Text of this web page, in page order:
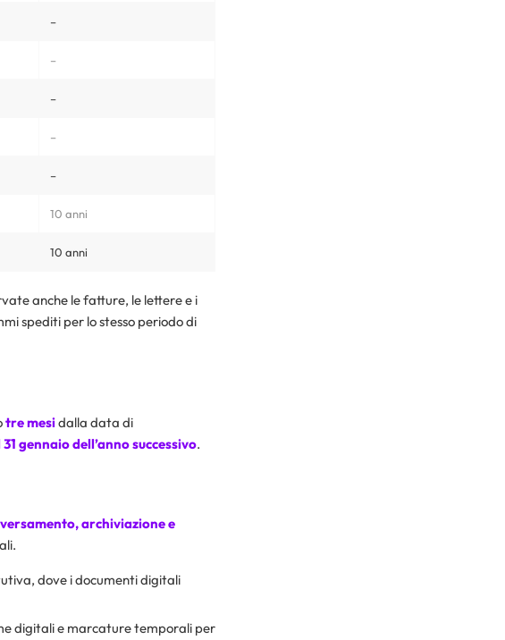
–
–
–
–
–
10 anni
10 anni
anche le fatture, le lettere e i
spediti per lo stesso periodo di
tre mesidalla data di
31 gennaio dell’anno successivo.
versamento, archiviazione e
dove i documenti digitali
digitali e marcature temporali per